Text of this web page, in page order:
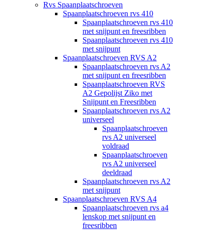
Rvs Spaanplaatschroeven
Spaanplaatschroeven rvs 410
Spaanplaatschroeven rvs 410
met snijpunt en freesribben
Spaanplaatschroeven rvs 410
met snijpunt
Spaanplaatschroeven RVS A2
Spaanplaatschroeven rvs A2
met snijpunt en freesribben
Spaanplaatschroeven RVS
A2 Gepolijst Ziko met
Snijpunt en Freesribben
Spaanplaatschroeven rvs A2
universeel
Spaanplaatschroeven
rvs A2 universeel
voldraad
Spaanplaatschroeven
rvs A2 universeel
deeldraad
Spaanplaatschroeven rvs A2
met snijpunt
Spaanplaatschroeven RVS A4
Spaanplaatschroeven rvs a4
lenskop met snijpunt en
freesribben